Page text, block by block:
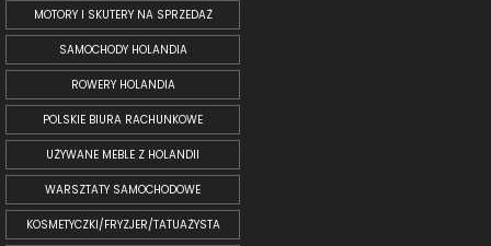
MOTORY I SKUTERY NA SPRZEDAŻ
SAMOCHODY HOLANDIA
ROWERY HOLANDIA
POLSKIE BIURA RACHUNKOWE
UŻYWANE MEBLE Z HOLANDII
WARSZTATY SAMOCHODOWE
KOSMETYCZKI/FRYZJER/TATUAŻYSTA